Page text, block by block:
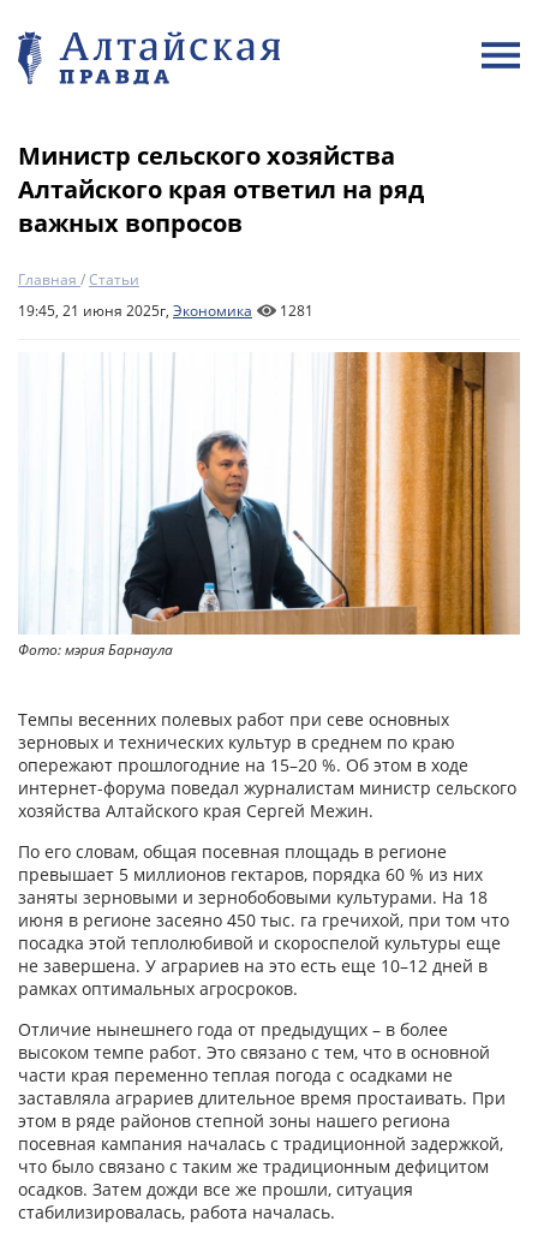
Министр сельского хозяйства
Алтайского края ответил на ряд
важных вопросов
Главная /Статьи
19:45, 21 июня 2025г, Экономика 1281
Фото: мэрия Барнаула
Темпы весенних полевых работ при севе основных
зерновых и технических культур в среднем по краю
опережают прошлогодние на 15–20 %. Об этом в ходе
интернет-форума поведал журналистам министр сельского
хозяйства Алтайского края Сергей Межин.
По его словам, общая посевная площадь в регионе
превышает 5 миллионов гектаров, порядка 60 % из них
заняты зерновыми и зернобобовыми культурами. На 18
июня в регионе засеяно 450 тыс. га гречихой, при том что
посадка этой теплолюбивой и скороспелой культуры еще
не завершена. У аграриев на это есть еще 10–12 дней в
рамках оптимальных агросроков.
Отличие нынешнего года от предыдущих – в более
высоком темпе работ. Это связано с тем, что в основной
части края переменно теплая погода с осадками не
заставляла аграриев длительное время простаивать. При
этом в ряде районов степной зоны нашего региона
посевная кампания началась с традиционной задержкой,
что было связано с таким же традиционным дефицитом
осадков. Затем дожди все же прошли, ситуация
стабилизировалась, работа началась.